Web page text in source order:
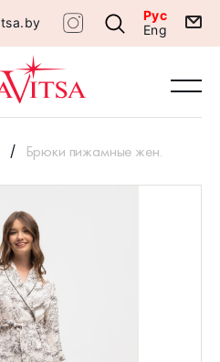
Рус
Eng
Брюки пижамные жен.